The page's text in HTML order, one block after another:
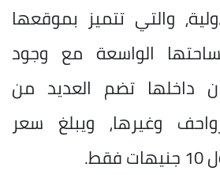
والتي تتميز بموقعها
الواسعة مع وجود
داخلها تضم العديد من
وغيرها، ويبلغ سعر